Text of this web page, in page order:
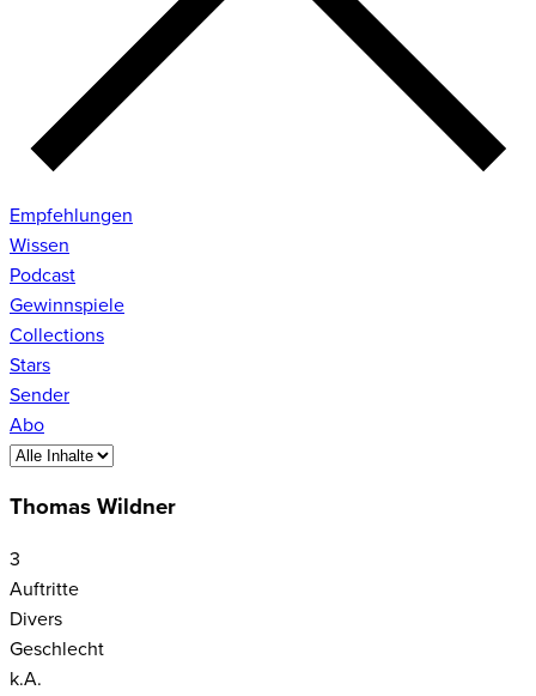
Empfehlungen
Wissen
Podcast
Gewinnspiele
Collections
Stars
Sender
Abo
Thomas Wildner
3
Auftritte
Divers
Geschlecht
k.A.